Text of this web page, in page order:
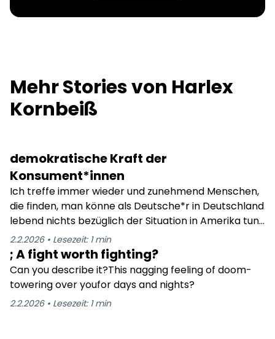
Mehr Stories von Harlex
Kornbeiß
demokratische Kraft der
Konsument*innen
Ich treffe immer wieder und zunehmend Menschen,
die finden, man könne als Deutsche*r in Deutschland
lebend nichts bezüglich der Situation in Amerika tun;
ähnliches auch über den Umgang mit der AfD.
2.2.2026• Lesezeit: 1min
; A fight worth fighting?
Can you describe it?This nagging feeling of doom-
towering over youfor days and nights?
2.2.2026• Lesezeit: 1min